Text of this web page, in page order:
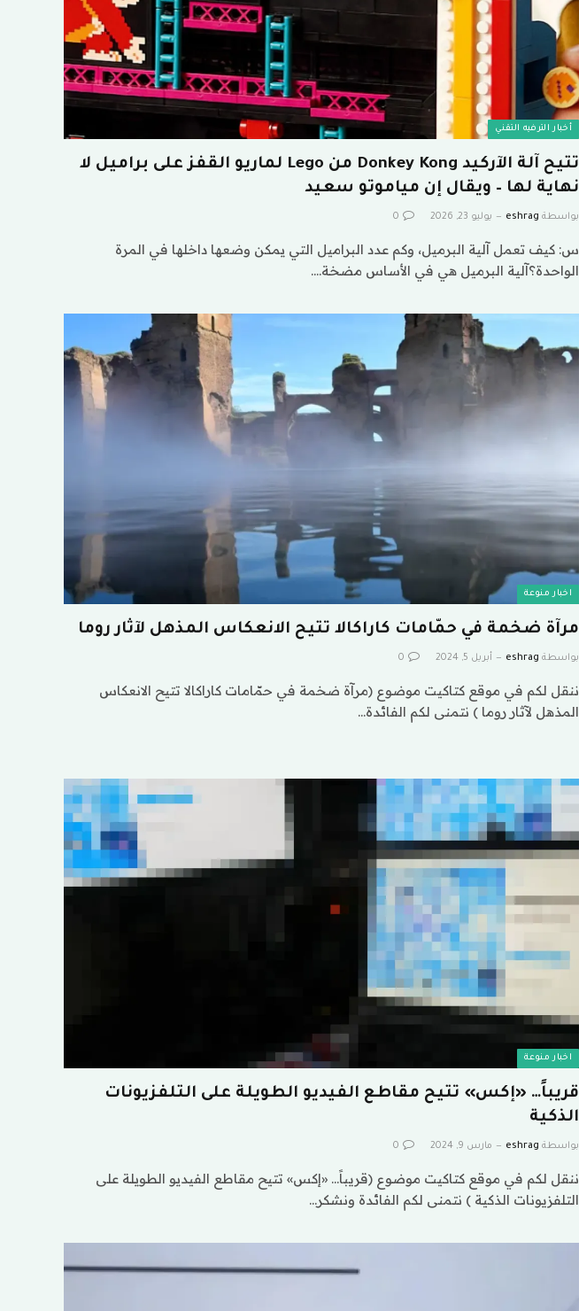
أخبار الترفيه التقني
تتيح آلة الآركيد Donkey Kong من Lego لماريو القفز على براميل لا
نهاية لها – ويقال إن مياموتو سعيد
بواسطة eshrag يوليو 23, 2026 0
س: كيف تعمل آلية البرميل، وكم عدد البراميل التي يمكن وضعها داخلها في المرة
الواحدة؟آلية البرميل هي في الأساس مضخة.…
اخبار منوعة
مرآة ضخمة في حمّامات كاراكالا تتيح الانعكاس المذهل لآثار روما
بواسطة eshrag أبريل 5, 2024 0
ننقل لكم في موقع كتاكيت موضوع (مرآة ضخمة في حمّامات كاراكالا تتيح الانعكاس
المذهل لآثار روما ) نتمنى لكم الفائدة…
اخبار منوعة
قريباً… «إكس» تتيح مقاطع الفيديو الطويلة على التلفزيونات
الذكية
بواسطة eshrag مارس 9, 2024 0
ننقل لكم في موقع كتاكيت موضوع (قريباً… «إكس» تتيح مقاطع الفيديو الطويلة على
التلفزيونات الذكية ) نتمنى لكم الفائدة ونشكر…